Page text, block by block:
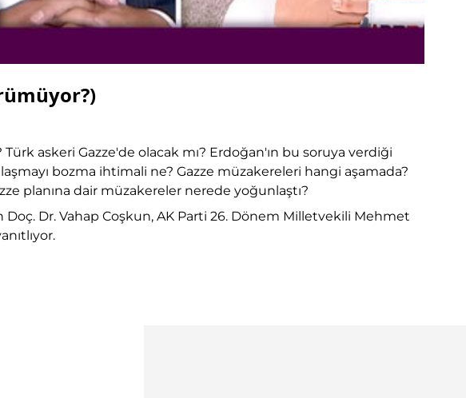
askeri Gazze'de olacak mı? Erdoğan'ın bu soruya verdiği
bozma ihtimali ne? Gazze müzakereleri hangi aşamada?
planına dair müzakereler nerede yoğunlaştı?
Doç. Dr. Vahap Coşkun, AK Parti 26. Dönem Milletvekili Mehmet